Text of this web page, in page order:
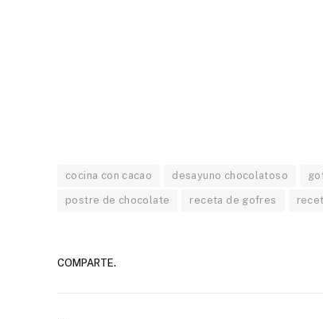
cocina con cacao desayuno chocolatoso
postre de chocolate receta de gofres
COMPARTE.